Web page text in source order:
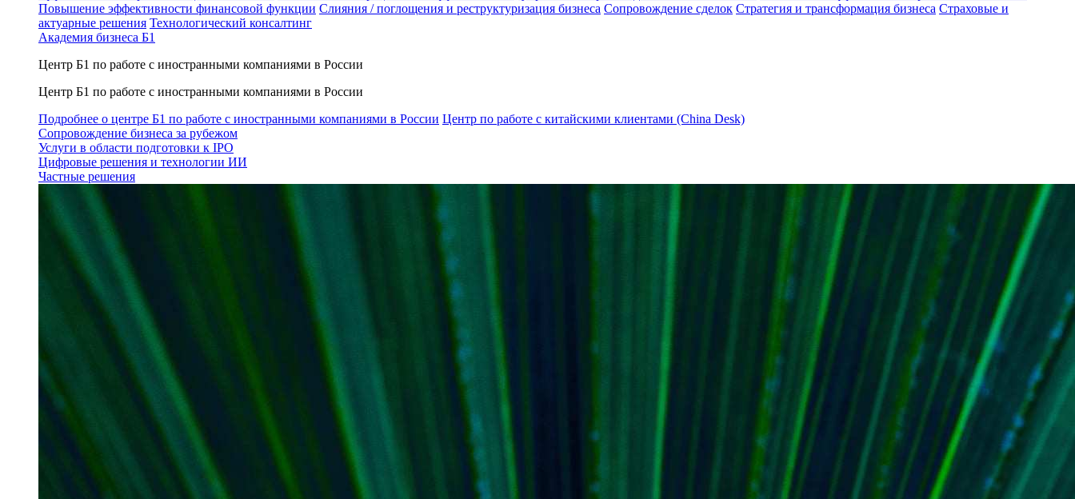
Повышение эффективности финансовой функции Слияния / поглощения и реструктуризация бизнеса Сопровождение сделок Стратегия и трансформация бизнеса Страховые и
актуарные решения Технологический консалтинг
Академия бизнеса Б1
Центр Б1 по работе с иностранными компаниями в России
Центр Б1 по работе с иностранными компаниями в России
Подробнее о центре Б1 по работе с иностранными компаниями в России Центр по работе с китайскими клиентами (China Desk)
Сопровождение бизнеса за рубежом
Услуги в области подготовки к IPO
Цифровые решения и технологии ИИ
Частные решения